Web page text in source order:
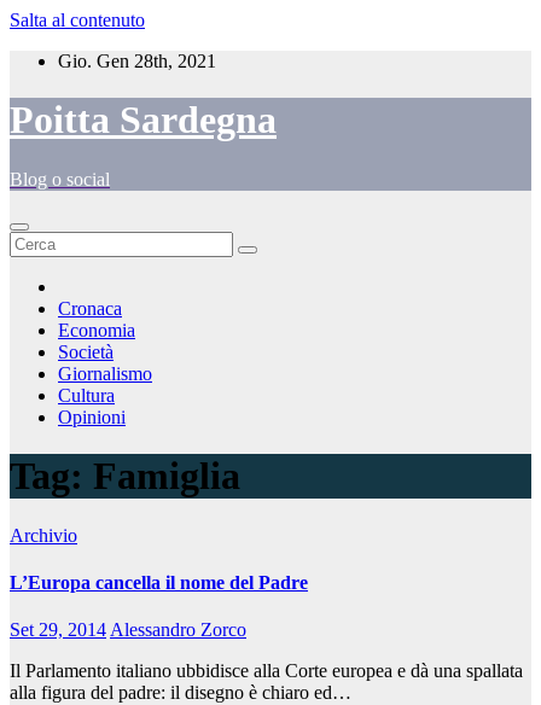
Salta al contenuto
Gio. Gen 28th, 2021
Poitta Sardegna
Blog o social
Cronaca
Economia
Società
Giornalismo
Cultura
Opinioni
Tag: Famiglia
Archivio
L’Europa cancella il nome del Padre
Set 29, 2014 Alessandro Zorco
Il Parlamento italiano ubbidisce alla Corte europea e dà una spallata
alla figura del padre: il disegno è chiaro ed…